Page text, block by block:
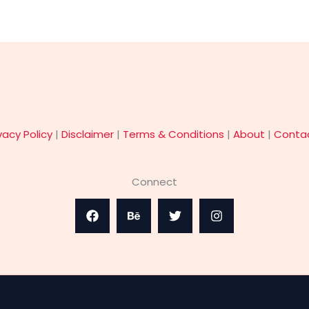
Policy| Disclaimer| Terms & Conditions | About |
Connect